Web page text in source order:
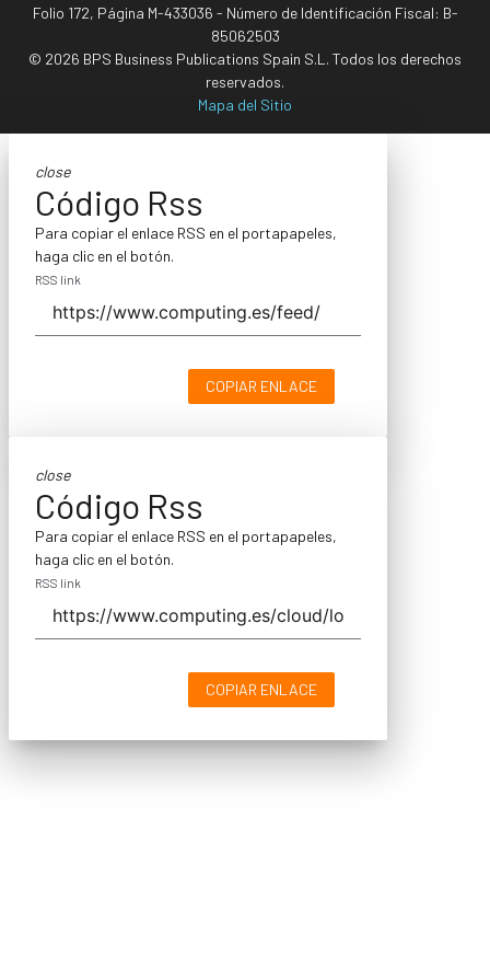
Folio 172, Página M-433036 - Número de Identificación Fiscal: B-
85062503
© 2026 BPS Business Publications Spain S.L. Todos los derechos
reservados.
Mapa del Sitio
close
Código Rss
Para copiar el enlace RSS en el portapapeles,
haga clic en el botón.
RSS link
COPIAR ENLACE
close
Código Rss
Para copiar el enlace RSS en el portapapeles,
haga clic en el botón.
RSS link
COPIAR ENLACE